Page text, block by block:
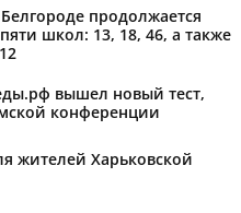
продолжается
школ: 13, 18, 46, а также
вышел новый тест,
конференции
жителей Харьковской